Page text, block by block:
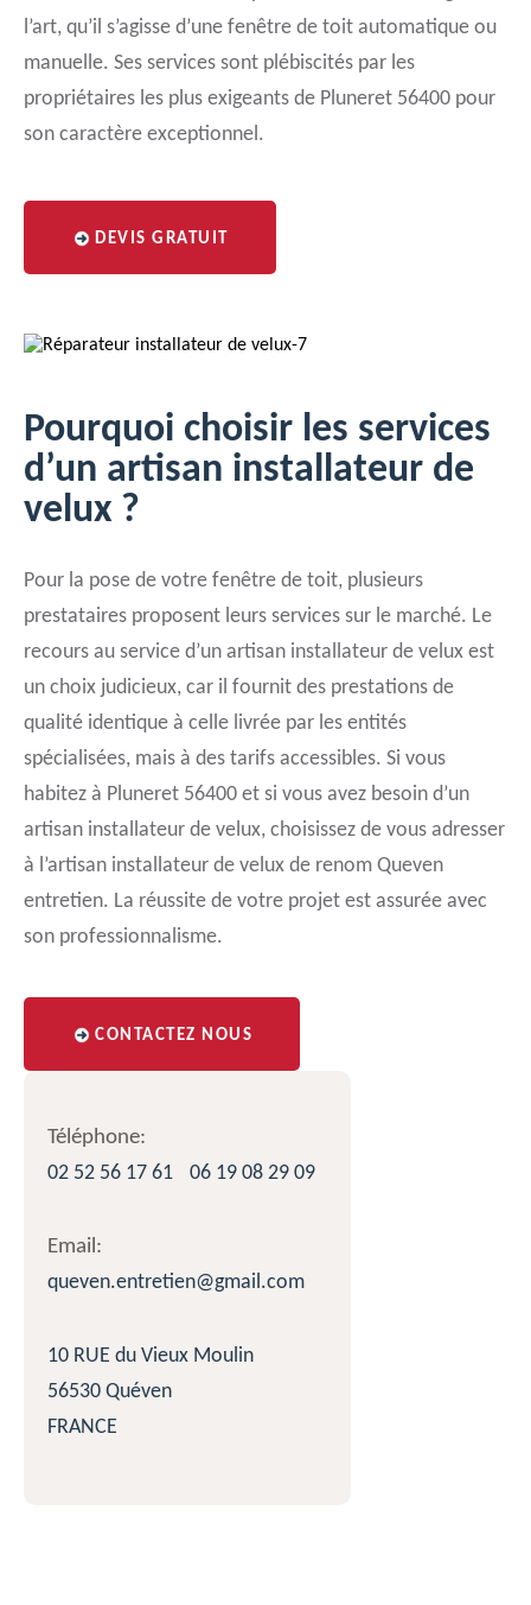
l’art, qu’il s’agisse d’une fenêtre de toit automatique ou
manuelle. Ses services sont plébiscités par les
propriétaires les plus exigeants de Pluneret 56400 pour
son caractère exceptionnel.
DEVIS GRATUIT
Pourquoi choisir les services
d’un artisan installateur de
velux ?
Pour la pose de votre fenêtre de toit, plusieurs
prestataires proposent leurs services sur le marché. Le
recours au service d’un artisan installateur de velux est
un choix judicieux, car il fournit des prestations de
qualité identique à celle livrée par les entités
spécialisées, mais à des tarifs accessibles. Si vous
habitez à Pluneret 56400 et si vous avez besoin d’un
artisan installateur de velux, choisissez de vous adresser
à l’artisan installateur de velux de renom Queven
entretien. La réussite de votre projet est assurée avec
son professionnalisme.
CONTACTEZ NOUS
Téléphone:
02 52 56 17 61
06 19 08 29 09
Email:
queven.entretien@gmail.com
10 RUE du Vieux Moulin
56530 Quéven
FRANCE